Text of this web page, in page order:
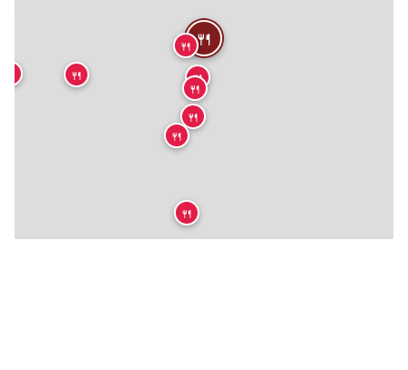
🍴
🍴
🍴
🍴
🍴
🍴
🍴
🍴